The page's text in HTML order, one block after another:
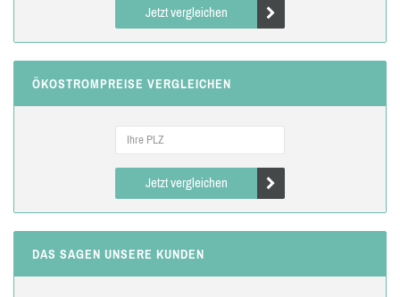
Jetzt vergleichen
ÖKOSTROMPREISE VERGLEICHEN
Jetzt vergleichen
DAS SAGEN UNSERE KUNDEN